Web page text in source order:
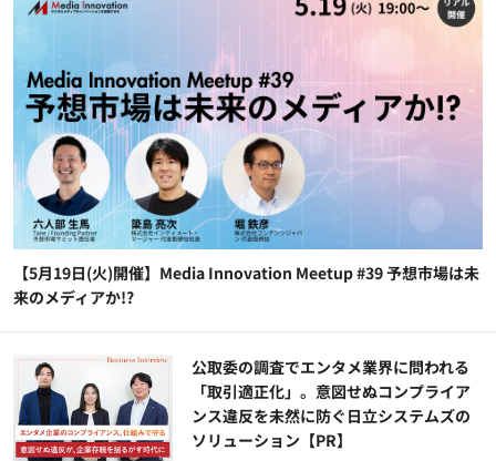
【5月19日(火)開催】Media Innovation Meetup #39 予想市場は未
来のメディアか!?
公​​取委の調査でエンタメ業界に問われる
「取引適正化」。意図せぬコンプライア
ンス違反を未然に防ぐ日立システムズの
ソリューション​【PR】